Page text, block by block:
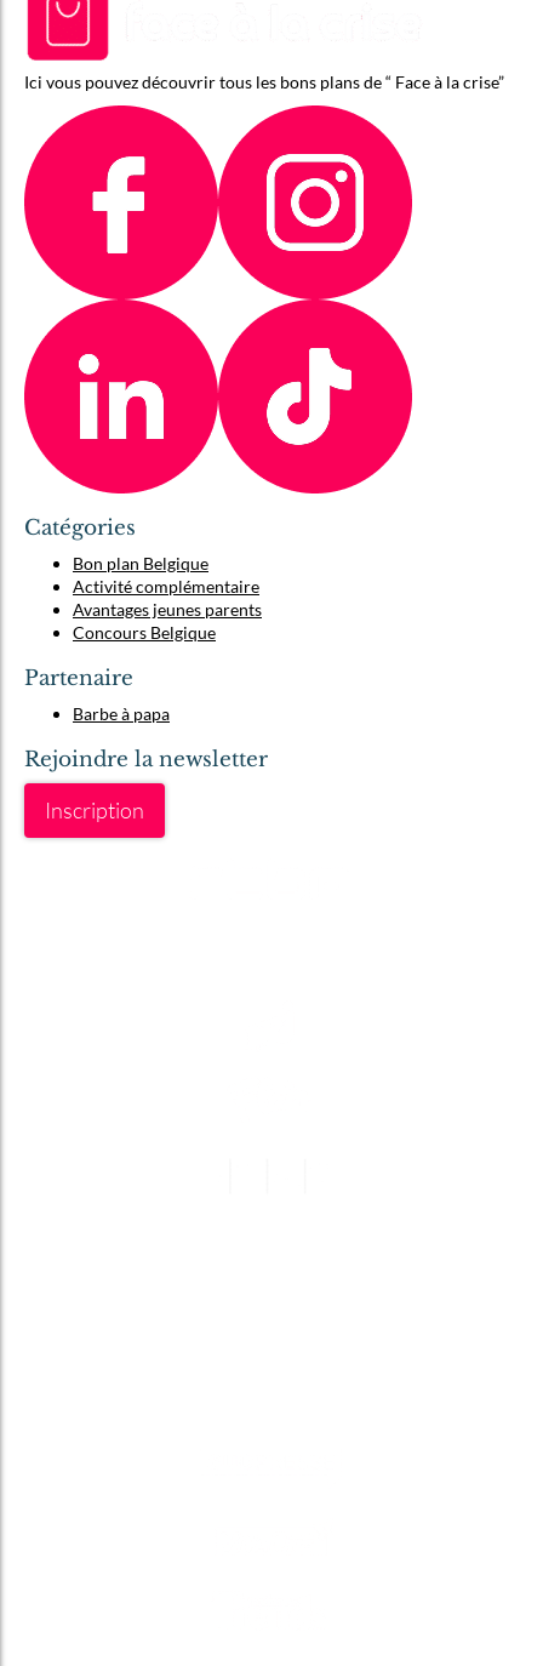
Ici vous pouvez découvrir tous les bons plans de “ Face à la crise”
Catégories
Bon plan Belgique
Activité complémentaire
Avantages jeunes parents
Concours Belgique
Partenaire
Barbe à papa
Rejoindre la newsletter
Inscription